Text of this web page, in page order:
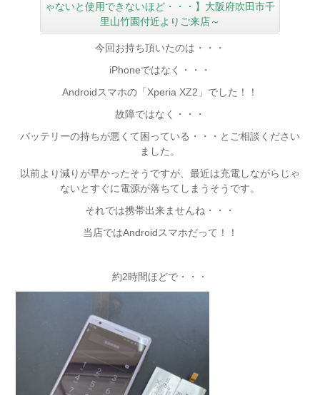
ゃないと使用できないほど・・・】大阪府吹田市千
里山竹園付近よりご来店～
今回お持ち頂いたのは・・・
iPhoneではなく・・・
Androidスマホの「Xperia XZ2」でした！！
故障ではなく・・・
バッテリーの持ちが悪くて困っている・・・とご相談ください
ました。
以前より減りが早かったそうですが、最近は充電しながらじゃ
ないとすぐに電源が落ちてしまうそうです。
それでは携帯出来ませんね・・・
当店ではAndroidスマホだって！！
約2時間ほどで・・・